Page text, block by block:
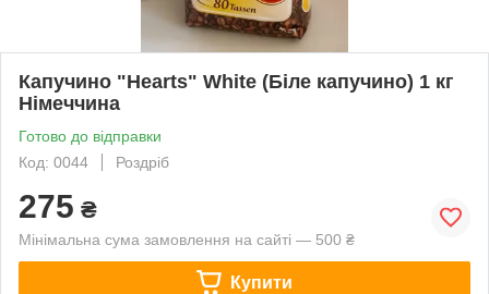
Капучино "Hearts" White (Біле капучино) 1 кг
Німеччина
Готово до відправки
Код: 0044
Роздріб
275 ₴
Мінімальна сума замовлення на сайті — 500 ₴
Купити